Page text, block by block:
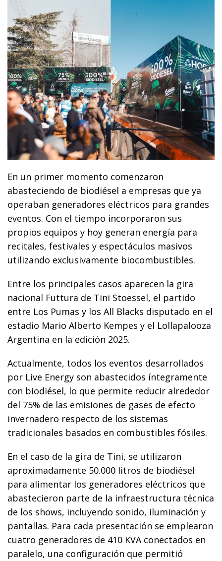
En un primer momento comenzaron
abasteciendo de biodiésel a empresas que ya
operaban generadores eléctricos para grandes
eventos. Con el tiempo incorporaron sus
propios equipos y hoy generan energía para
recitales, festivales y espectáculos masivos
utilizando exclusivamente biocombustibles.
Entre los principales casos aparecen la gira
nacional Futtura de Tini Stoessel, el partido
entre Los Pumas y los All Blacks disputado en el
estadio Mario Alberto Kempes y el Lollapalooza
Argentina en la edición 2025.
Actualmente, todos los eventos desarrollados
por Live Energy son abastecidos íntegramente
con biodiésel, lo que permite reducir alrededor
del 75% de las emisiones de gases de efecto
invernadero respecto de los sistemas
tradicionales basados en combustibles fósiles.
En el caso de la gira de Tini, se utilizaron
aproximadamente 50.000 litros de biodiésel
para alimentar los generadores eléctricos que
abastecieron parte de la infraestructura técnica
de los shows, incluyendo sonido, iluminación y
pantallas. Para cada presentación se emplearon
cuatro generadores de 410 KVA conectados en
paralelo, una configuración que permitió